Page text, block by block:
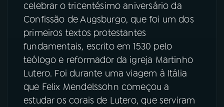
celebrar o tricentésimo aniversário da
Confissão de Augsburgo, que foi um dos
primeiros textos protestantes
fundamentais, escrito em 1530 pelo
teólogo e reformador da igreja Martinho
Lutero. Foi durante uma viagem à Itália
que Felix Mendelssohn começou a
estudar os corais de Lutero, que serviram